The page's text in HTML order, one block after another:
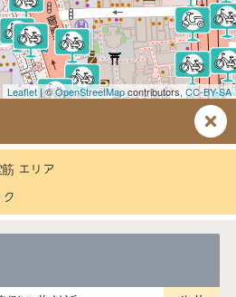
Leaflet | ©OpenStreetMapcontributors, CC-BY-SA